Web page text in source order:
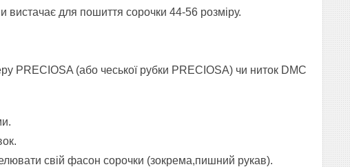
вистачає для пошиття сорочки 44-56 розміру.
PRECIOSA (або чеської рубки PRECIOSA) чи ниток DMC
свій фасон сорочки (зокрема,пишний рукав).